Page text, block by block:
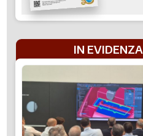
IN EVIDENZA